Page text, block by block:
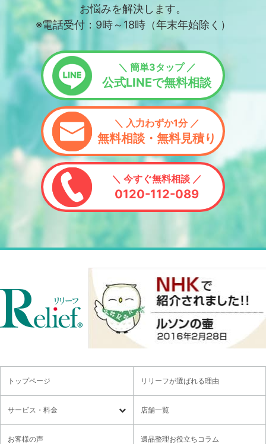
お悩みを解決します。
※電話受付：9時～18時（年末年始除く）
＼ 簡単3タップ ／
公式LINEで無料相談
＼ 入力わずか1分 ／
無料相談・無料見積り
＼ 今すぐ無料相談 ／
0120-112-089
トップページ リリーフが選ばれる理由
サービス・料金
遺品整理 残置物撤去
店舗一覧
お客様の声 遺品整理お役立ちコラム